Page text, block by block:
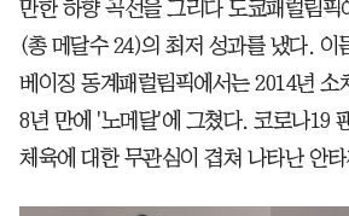
만한 하향 곡선을 그리다 도쿄패럴림픽
(총 메달수 24)의 최저 성과를 냈다. 이
베이징 동계패럴림픽에서는 2014년 소
8년 만에 '노메달'에 그쳤다. 코로나19
체육에 대한 무관심이 겹쳐 나타난 안